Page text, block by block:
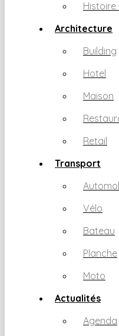
Histoire
Architecture
Building
Hotel
Maison
Retail
Transport
Vélo
Bateau
Planche
Moto
Actualités
Agenda